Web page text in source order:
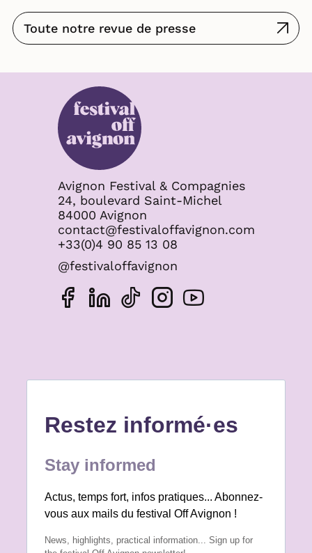
Toute notre revue de presse
Avignon Festival & Compagnies
24, boulevard Saint-Michel
84000 Avignon
contact@festivaloffavignon.com
+33(0)4 90 85 13 08
@festivaloffavignon